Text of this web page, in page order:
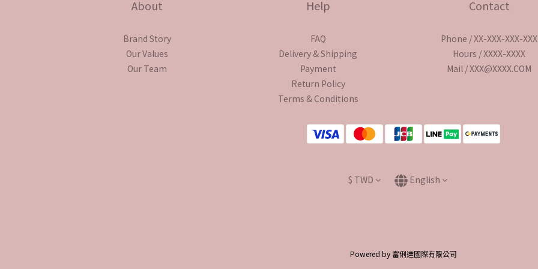
About
Brand Story
Our Values
Our Team
Help
FAQ
Delivery & Shipping
Payment
Return Policy
Terms & Conditions
Contact
Phone / XX-XXX-XXX-XXX
Hours / XXXX-XXXX
Mail / XXX@XXXX.COM
$ TWD English
Powered by 富俐達國際有限公司